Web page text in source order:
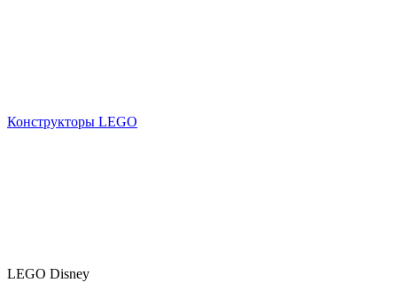
Конструкторы LEGO
LEGO Disney